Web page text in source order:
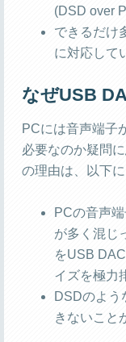
(DSD over
できるだけ
に対応して
なぜUSB
PCには音声端子
必要なのか疑問
の理由は、以下に
PCの音声
が多く混じ
をUSB
イズを極力
DSDのよう
きないこと